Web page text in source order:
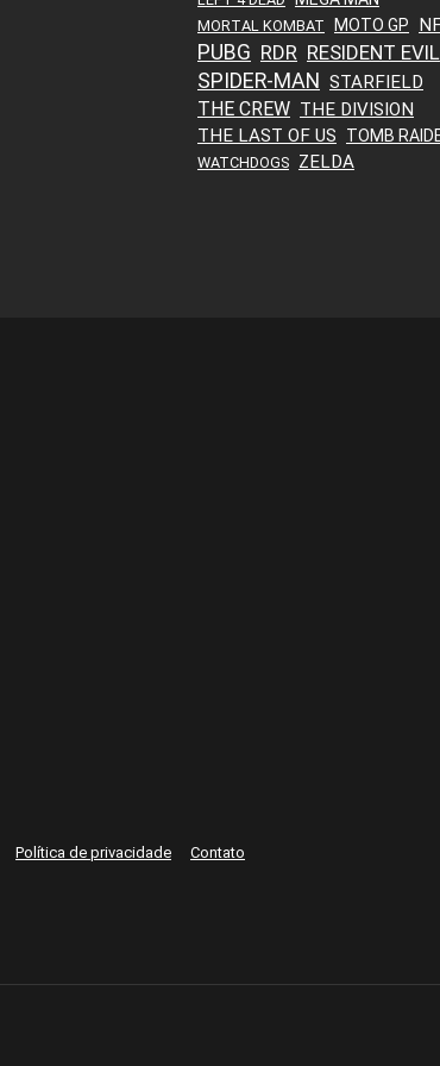
MORTAL KOMBAT MOTO GP
PUBG RDR RESIDENT EVIL
SPIDER-MAN STARFIELD
THE CREW THE DIVISION
THE LAST OF US
TOMB
WATCHDOGS ZELDA
Política de privacidade Contato